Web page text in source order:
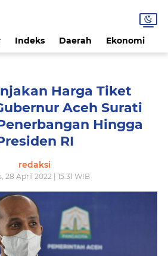
Indeks Daerah Ekonomi
Harga Tiket
Aceh Surati
Hingga
RI
redaksi
28 April 2022 | 15.31 WIB